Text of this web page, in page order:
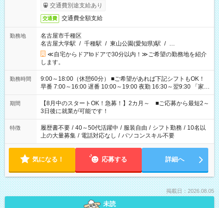
交通費別途支給あり
交通費 交通費全額支給
勤務地
名古屋市千種区
名古屋大学駅 / 千種駅 / 東山公園(愛知県)駅 / …
≪自宅からドアtoドアで30分以内！≫ご希望の勤務地を紹介
します。
勤務時間
9:00～18:00（休憩60分） ■ご希望があれば下記シフトもOK！
早番 7:00～16:00 遅番 10:00～19:00 夜勤 16:30～翌9:30 「家族
と休みを合わせたい」 「余裕を持って夕飯の準備がしたい」
「できれば残業はしたくない」 など、ご希望を教えてください
ね。 ※Wワーク希望の方へ 今ご覧のお仕事で希望する勤務時間
と、もう1つのお仕事の勤務時間。 合計で週40時間を超える場
合は応募できません。
期間
【8月中のスタートOK！急募！】2カ月～ ■ご応募から最短2～
3日後に就業が可能です！
特徴 履歴書不要 / 40～50代活躍中 / 服装自由 / シフト勤務 / 10名以
上の大量募集 / 電話対応なし / パソコンスキル不要
気になる！ 応募する 詳細へ
掲載日：2026.08.05
未読